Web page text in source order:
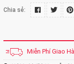
Chia sẻ:
Miễn Phí Giao